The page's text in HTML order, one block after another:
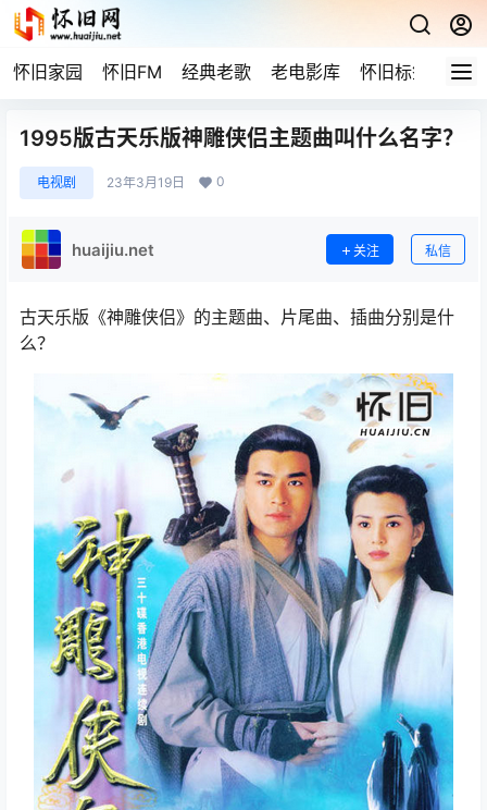
怀旧家园 怀旧FM 经典老歌 老电影库 怀旧标签 网
1995版古天乐版神雕侠侣主题曲叫什么名字？
电视剧 23年3月19日 0
huaijiu.net 关注 私信
古天乐版《神雕侠侣》的主题曲、片尾曲、插曲分别是什
么？